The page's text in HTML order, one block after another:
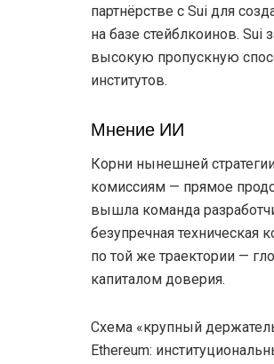
партнёрстве с Sui для
на базе стейблкоинов. Sui
высокую пропускную
институтов.
Мнение ИИ
Корни нынешней
комиссиям — прямое
вышла команда
безупречная техническая
по той же траектории —
капиталом доверия.
Схема «крупный
Ethereum: